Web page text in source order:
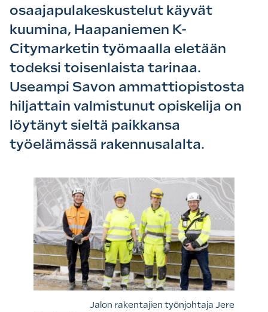
osaajapulakeskustelut käyvät
kuumina, Haapaniemen K-
Citymarketin työmaalla eletään
todeksi toisenlaista tarinaa.
Useampi Savon ammattiopistosta
hiljattain valmistunut opiskelija on
löytänyt sieltä paikkansa
työelämässä rakennusalalta.
Jalon rakentajien työnjohtaja Jere